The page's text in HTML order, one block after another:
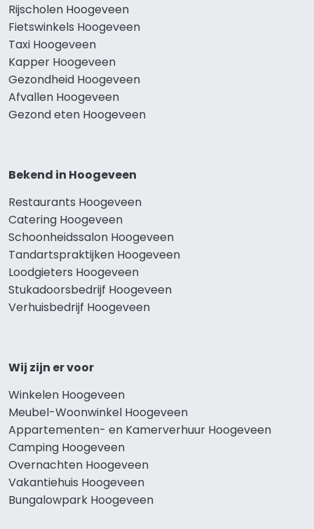
Rijscholen Hoogeveen
Fietswinkels Hoogeveen
Taxi Hoogeveen
Kapper Hoogeveen
Gezondheid Hoogeveen
Afvallen Hoogeveen
Gezond eten Hoogeveen
Bekend in Hoogeveen
Restaurants Hoogeveen
Catering Hoogeveen
Schoonheidssalon Hoogeveen
Tandartspraktijken Hoogeveen
Loodgieters Hoogeveen
Stukadoorsbedrijf Hoogeveen
Verhuisbedrijf Hoogeveen
Wij zijn er voor
Winkelen Hoogeveen
Meubel-Woonwinkel Hoogeveen
Appartementen- en Kamerverhuur Hoogeveen
Camping Hoogeveen
Overnachten Hoogeveen
Vakantiehuis Hoogeveen
Bungalowpark Hoogeveen